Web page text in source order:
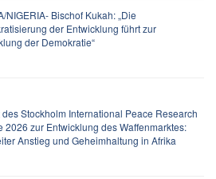
NIGERIA- Bischof Kukah: „Die
der Entwicklung führt zur
der Demokratie“
des Stockholm International Peace Research
2026 zur Entwicklung des Waffenmarktes:
Anstieg und Geheimhaltung in Afrika